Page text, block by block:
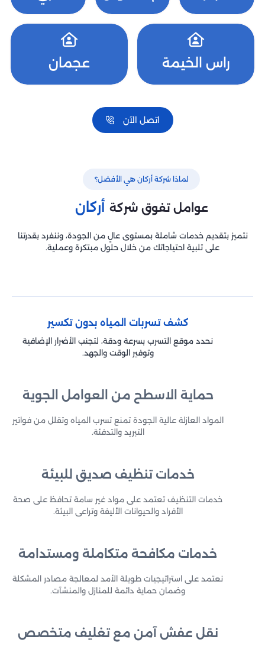
راس الخيمة عجمان
اتصل الآن
لماذا شركة أركان هي الأفضل؟
عوامل تفوق شركة أركان
نتميز بتقديم خدمات شاملة بمستوى عالٍ من الجودة، وننفرد بقدرتنا
على تلبية احتياجاتك من خلال حلول مبتكرة وعملية.
كشف تسربات المياه بدون تكسير
نحدد موقع التسرب بسرعة ودقة، لتجنب الأضرار الإضافية
وتوفير الوقت والجهد.
حماية الاسطح من العوامل الجوية
المواد العازلة عالية الجودة تمنع تسرب المياه وتقلل من فواتير
التبريد والتدفئة.
خدمات تنظيف صديق للبيئة
خدمات التنظيف تعتمد على مواد غير سامة تحافظ على صحة
الأفراد والحيوانات الأليفة وتراعي البيئة.
خدمات مكافحة متكاملة ومستدامة
نعتمد على استراتيجيات طويلة الأمد لمعالجة مصادر المشكلة
وضمان حماية دائمة للمنازل والمنشآت.
نقل عفش آمن مع تغليف متخصص